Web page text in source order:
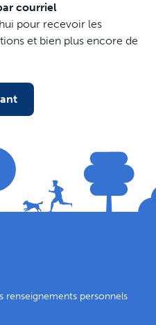
courriel
pour recevoir les
et bien plus encore de
renseignements personnels